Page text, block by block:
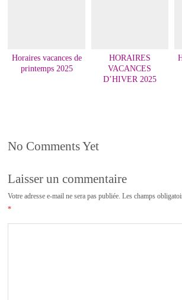
Horaires vacances de
printemps 2025
HORAIRES
VACANCES
D’HIVER 2025
No Comments Yet
Laisser un commentaire
Votre adresse e-mail ne sera pas publiée. Les champs
*